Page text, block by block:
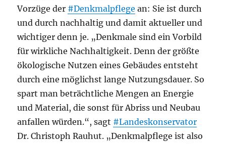
Vorzüge der #Denkmalpflege an: Sie ist durch
und durch nachhaltig und damit aktueller und
wichtiger denn je. „Denkmale sind ein Vorbild
für wirkliche Nachhaltigkeit. Denn der größte
ökologische Nutzen eines Gebäudes entsteht
durch eine möglichst lange Nutzungsdauer. So
spart man beträchtliche Mengen an Energie
und Material, die sonst für Abriss und Neubau
anfallen würden.“, sagt #Landeskonservator
Dr. Christoph Rauhut. „Denkmalpflege ist also